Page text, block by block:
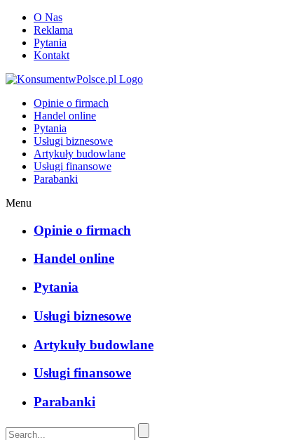
O Nas
Reklama
Pytania
Kontakt
Opinie o firmach
Handel online
Pytania
Usługi biznesowe
Artykuły budowlane
Usługi finansowe
Parabanki
Menu
Opinie o firmach
Handel online
Pytania
Usługi biznesowe
Artykuły budowlane
Usługi finansowe
Parabanki